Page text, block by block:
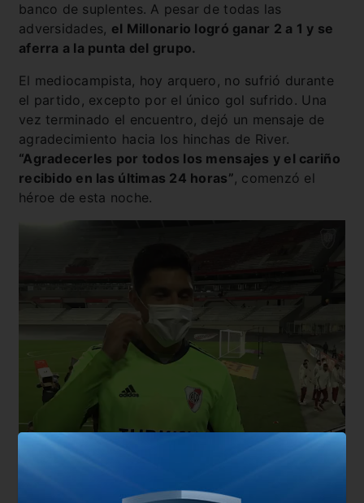
banco de suplentes. A pesar de todas las
adversidades, el Millonario logró ganar 2 a 1 y se
aferra a la punta del grupo.
El mediocampista, hoy arquero, no sufrió durante
el partido, excepto por el único gol sufrido. Una
vez terminado el encuentro, dejó un mensaje de
agradecimiento hacia los hinchas de River.
“Agradecerles por todos los mensajes y el cariño
recibido en las últimas 24 horas”, comenzó el
héroe de esta noche.